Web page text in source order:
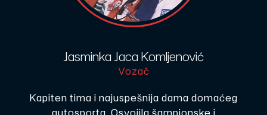
Jasminka Jaca Komljenović
Vozač
Kapiten tima i najuspešnija dama domaćeg